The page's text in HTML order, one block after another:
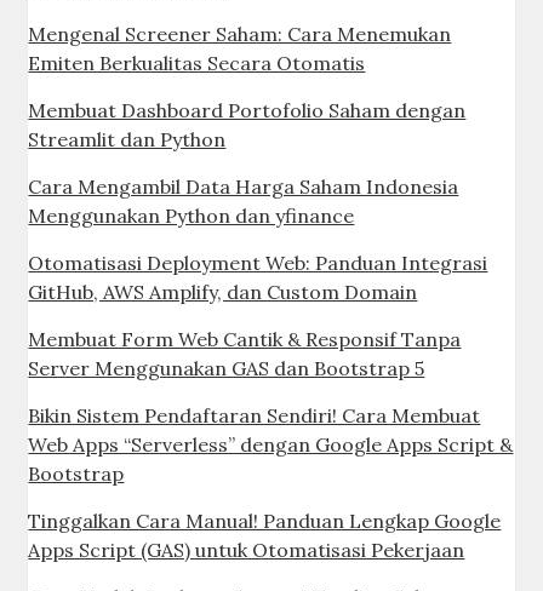
Mengenal Screener Saham: Cara Menemukan
Emiten Berkualitas Secara Otomatis
Membuat Dashboard Portofolio Saham dengan
Streamlit dan Python
Cara Mengambil Data Harga Saham Indonesia
Menggunakan Python dan yfinance
Otomatisasi Deployment Web: Panduan Integrasi
GitHub, AWS Amplify, dan Custom Domain
Membuat Form Web Cantik & Responsif Tanpa
Server Menggunakan GAS dan Bootstrap 5
Bikin Sistem Pendaftaran Sendiri! Cara Membuat
Web Apps “Serverless” dengan Google Apps Script &
Bootstrap
Tinggalkan Cara Manual! Panduan Lengkap Google
Apps Script (GAS) untuk Otomatisasi Pekerjaan